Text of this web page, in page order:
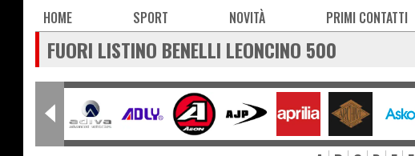
Main
navigation
HOME SPORT NOVITÀ PRIMI CONTATTI
FUORI LISTINO BENELLI LEONCINO 500